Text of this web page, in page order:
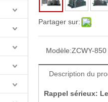
Partager sur:
Modèle:ZCWY-
Description du
Rappel sérieux: